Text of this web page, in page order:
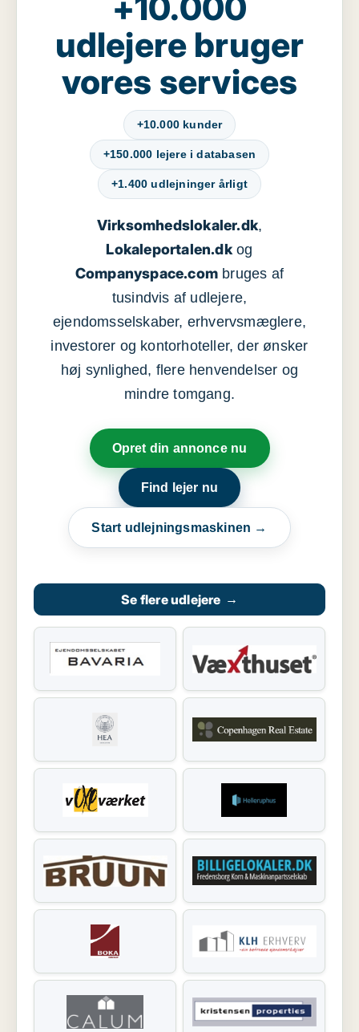
udlejere bruger
vores services
+10.000 kunder
+150.000 lejere i databasen
+1.400 udlejninger årligt
Virksomhedslokaler.dk,
Lokaleportalen.dkog
Companyspace.com bruges af
tusindvis af udlejere,
ejendomsselskaber, erhvervsmæglere,
investorer og kontorhoteller, der ønsker
høj synlighed, flere henvendelser og
mindre tomgang.
Opret din annonce nu
Find lejer nu
Start udlejningsmaskinen →
Se flere udlejere →